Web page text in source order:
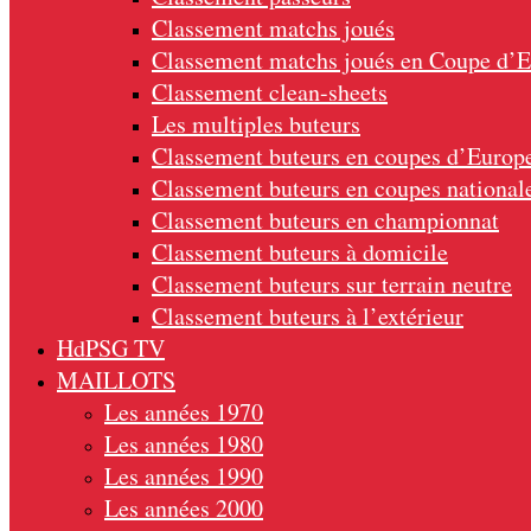
Classement matchs joués
Classement matchs joués en Coupe
Classement clean-sheets
Les multiples buteurs
Classement buteurs en coupes
Classement buteurs en coupes
Classement buteurs en championnat
Classement buteurs à domicile
Classement buteurs sur terrain neutre
Classement buteurs à l’extérieur
HdPSG TV
MAILLOTS
Les années 1970
Les années 1980
Les années 1990
Les années 2000